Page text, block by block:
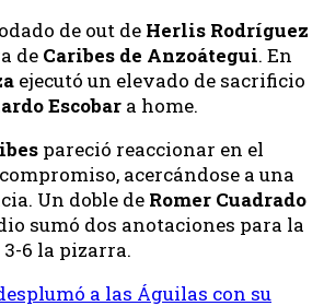
de out de Herlis Rodríguez
de Caribes de Anzoátegui. En
ejecutó un elevado de sacrificio
Escobar a home.
pareció reaccionar en el
acercándose a una
Un doble de Romer Cuadrado
sumó dos anotaciones para la
6 la pizarra.
a las Águilas con su